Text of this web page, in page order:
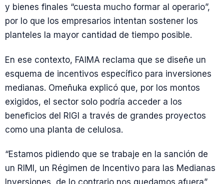
y bienes finales “cuesta mucho formar al operario”,
por lo que los empresarios intentan sostener los
planteles la mayor cantidad de tiempo posible.
En ese contexto, FAIMA reclama que se diseñe un
esquema de incentivos específico para inversiones
medianas. Omeñuka explicó que, por los montos
exigidos, el sector solo podría acceder a los
beneficios del RIGI a través de grandes proyectos
como una planta de celulosa.
“Estamos pidiendo que se trabaje en la sanción de
un RIMI, un Régimen de Incentivo para las Medianas
Inversiones, de lo contrario nos quedamos afuera”,